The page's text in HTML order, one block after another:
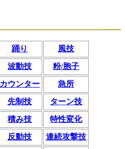
踊り 風技
波動技 粉/胞子
カウンター 急所
先制技 ターン技
積み技 特性変化
反動技 連続攻撃技